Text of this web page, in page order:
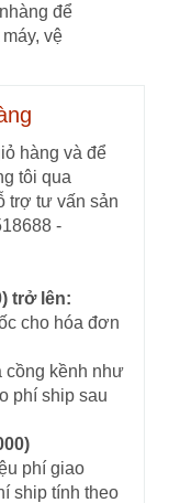
để
vệ
hàng và để
tôi qua
trợ tư vấn sản
-
trở lên:
cho hóa đơn
cồng kềnh như
phí ship sau
phí giao
ship tính theo